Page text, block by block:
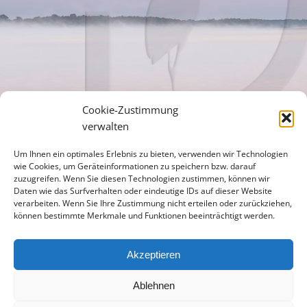
Cookie-Zustimmung
verwalten
Um Ihnen ein optimales Erlebnis zu bieten, verwenden wir Technologien
wie Cookies, um Geräteinformationen zu speichern bzw. darauf
zuzugreifen. Wenn Sie diesen Technologien zustimmen, können wir
Daten wie das Surfverhalten oder eindeutige IDs auf dieser Website
verarbeiten. Wenn Sie Ihre Zustimmung nicht erteilen oder zurückziehen,
können bestimmte Merkmale und Funktionen beeinträchtigt werden.
Akzeptieren
Ablehnen